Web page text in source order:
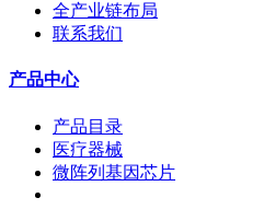
全产业链布局
联系我们
产品中心
产品目录
医疗器械
微阵列基因芯片